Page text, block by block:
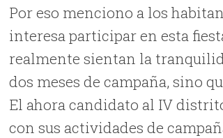
Por eso menciono a los
interesa participar en esta
realmente sientan la
dos meses de campaña, sino
El ahora candidato al IV
con sus actividades de